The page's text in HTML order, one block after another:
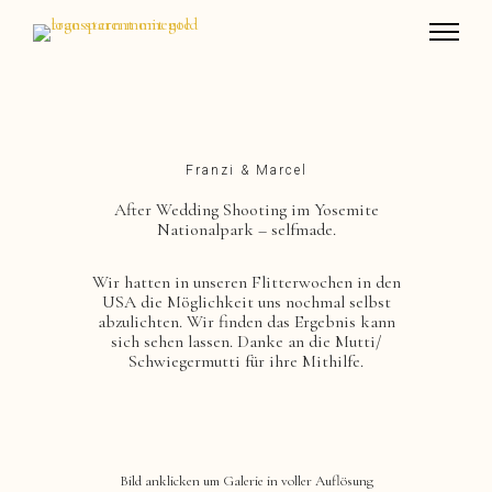
Franzi & Marcel
After Wedding Shooting im Yosemite
Nationalpark – selfmade.
Wir hatten in unseren Flitterwochen in den
USA die Möglichkeit uns nochmal selbst
abzulichten. Wir finden das Ergebnis kann
sich sehen lassen. Danke an die Mutti/
Schwiegermutti für ihre Mithilfe.
Bild anklicken um Galerie in voller Auflösung